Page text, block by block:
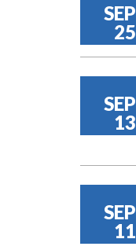
SEP
25
SEP
13
SEP
11